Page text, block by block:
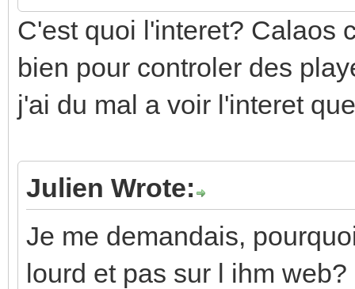
C'est quoi l'interet? Calaos
bien pour controler des
j'ai du mal a voir l'interet
Julien Wrote:
Je me demandais,
lourd et pas sur l ihm